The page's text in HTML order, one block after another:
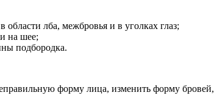
лба, межбровья и в уголках глаз;
на шее;
подбородка.
форму лица, изменить форму бровей,